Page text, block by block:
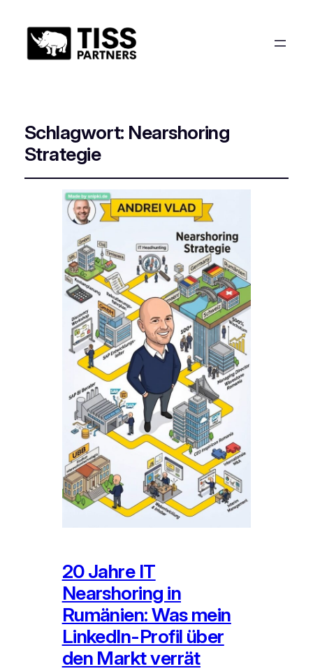
Schlagwort: Nearshoring
Strategie
20 Jahre IT
Nearshoring in
Rumänien: Was mein
LinkedIn-Profil über
den Markt verrät